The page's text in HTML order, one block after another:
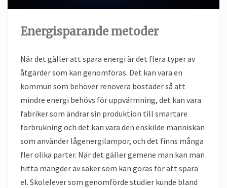
Energisparande metoder
När det gäller att spara energi är det flera typer av
åtgärder som kan genomföras. Det kan vara en
kommun som behöver renovera bostäder så att
mindre energi behövs för uppvärmning, det kan vara
fabriker som ändrar sin produktion till smartare
förbrukning och det kan vara den enskilde människan
som använder lågenergilampor, och det finns många
fler olika parter. När det gäller gemene man kan man
hitta mängder av saker som kan göras för att spara
el. Skolelever som genomförde studier kunde bland